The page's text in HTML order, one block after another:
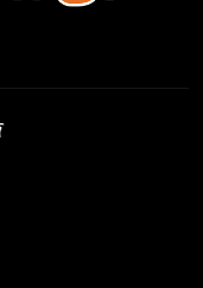
আটকে দিলো
ঢাকার ক্ষোভ
বের করে